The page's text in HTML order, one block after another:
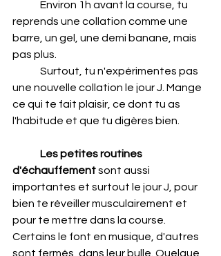
reprends une collation comme une
barre, un gel, une demi banane, mais
pas plus.
une nouvelle collation le jour J. Mange
ce qui te fait plaisir, ce dont tu as
l'habitude et que tu digères bien.
Les petites routines
d'échauffement sont aussi
importantes et surtout le jour J, pour
bien te réveiller musculairement et
pour te mettre dans la course.
Certains le font en musique, d'autres
sont fermés, dans leur bulle. Quelque